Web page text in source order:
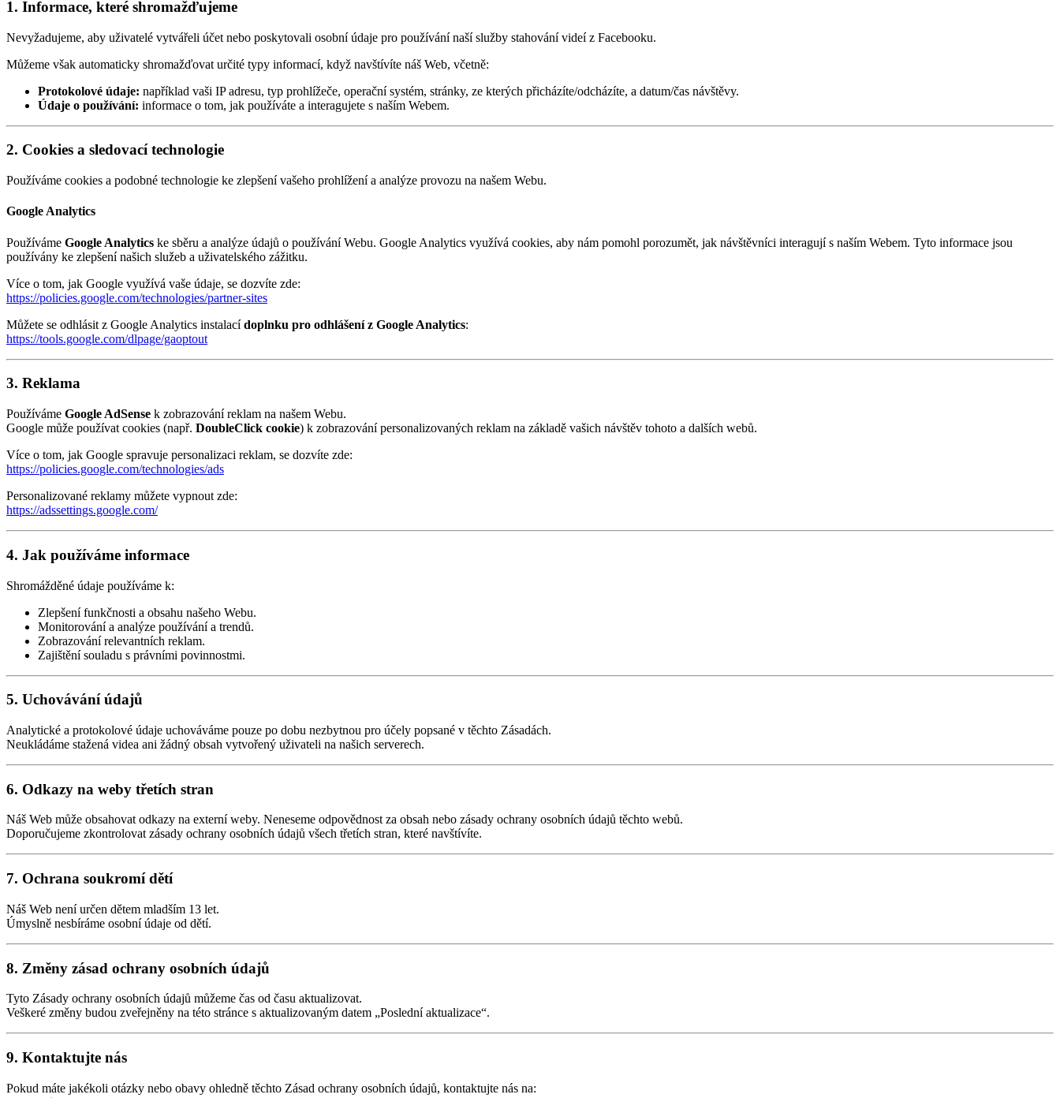
1. Informace, které shromažďujeme
Nevyžadujeme, aby uživatelé vytvářeli účet nebo poskytovali osobní údaje pro používání naší služby stahování videí z Facebooku.
Můžeme však automaticky shromažďovat určité typy informací, když navštívíte náš Web, včetně:
Protokolové údaje: například vaši IP adresu, typ prohlížeče, operační systém, stránky, ze kterých přicházíte/odcházíte, a datum/čas návštěvy.
Údaje o používání: informace o tom, jak používáte a interagujete s naším Webem.
2. Cookies a sledovací technologie
Používáme cookies a podobné technologie ke zlepšení vašeho prohlížení a analýze provozu na našem Webu.
Google Analytics
Používáme Google Analytics ke sběru a analýze údajů o používání Webu. Google Analytics využívá cookies, aby nám pomohl porozumět, jak návštěvníci interagují s naším Webem. Tyto informace jsou
používány ke zlepšení našich služeb a uživatelského zážitku.
Více o tom, jak Google využívá vaše údaje, se dozvíte zde:
https://policies.google.com/technologies/partner-sites
Můžete se odhlásit z Google Analytics instalacídoplnku pro odhlášení z Google Analytics:
https://tools.google.com/dlpage/gaoptout
3. Reklama
Používáme Google AdSense k zobrazování reklam na našem Webu.
Google může používat cookies (např. DoubleClick cookie) k zobrazování personalizovaných reklam na základě vašich návštěv tohoto a dalších webů.
Více o tom, jak Google spravuje personalizaci reklam, se dozvíte zde:
https://policies.google.com/technologies/ads
Personalizované reklamy můžete vypnout zde:
https://adssettings.google.com/
4. Jak používáme informace
Shromážděné údaje používáme k:
Zlepšení funkčnosti a obsahu našeho Webu.
Monitorování a analýze používání a trendů.
Zobrazování relevantních reklam.
Zajištění souladu s právními povinnostmi.
5. Uchovávání údajů
Analytické a protokolové údaje uchováváme pouze po dobu nezbytnou pro účely popsané v těchto Zásadách.
Neukládáme stažená videa ani žádný obsah vytvořený uživateli na našich serverech.
6. Odkazy na weby třetích stran
Náš Web může obsahovat odkazy na externí weby. Neneseme odpovědnost za obsah nebo zásady ochrany osobních údajů těchto webů.
Doporučujeme zkontrolovat zásady ochrany osobních údajů všech třetích stran, které navštívíte.
7. Ochrana soukromí dětí
Náš Web není určen dětem mladším 13 let.
Úmyslně nesbíráme osobní údaje od dětí.
8. Změny zásad ochrany osobních údajů
Tyto Zásady ochrany osobních údajů můžeme čas od času aktualizovat.
Veškeré změny budou zveřejněny na této stránce s aktualizovaným datem „Poslední aktualizace“.
9. Kontaktujte nás
Pokud máte jakékoli otázky nebo obavy ohledně těchto Zásad ochrany osobních údajů, kontaktujte nás na: